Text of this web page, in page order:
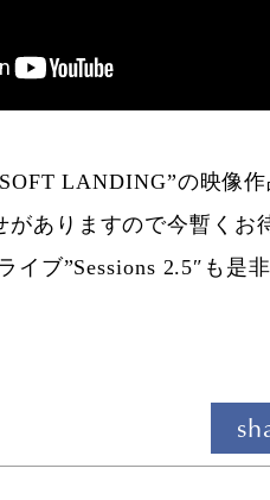
LANDING”の映像
がありますので今暫くお
イブ”Sessions 2.5″も是